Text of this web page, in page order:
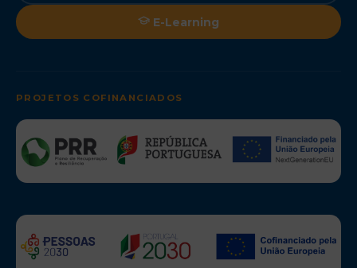
E-Learning
PROJETOS COFINANCIADOS